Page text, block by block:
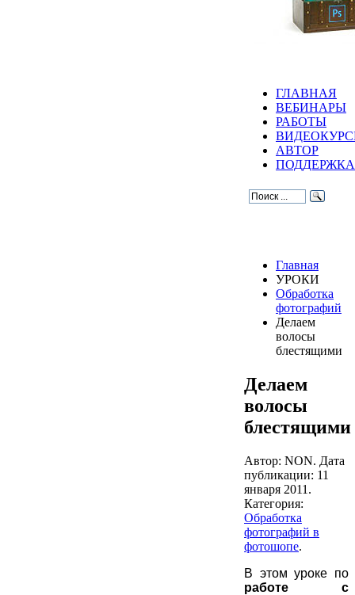
ГЛАВНАЯ
ВЕБИНАРЫ
РАБОТЫ
АВТОР
ПОДДЕРЖКА
Главная
УРОКИ
Обработка
фотографий
Делаем
волосы
блестящими
Делаем
волосы
блестящими
Автор: NON. Дата
публикации: 11
января 2011 .
Категория:
Обработка
фотографий в
фотошопе.
В этом уроке по
работе с